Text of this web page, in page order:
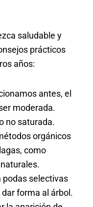
saludable y
prácticos
años:
antes, el
moderada.
no saturada.
orgánicos
como
podas selectivas
forma al árbol.